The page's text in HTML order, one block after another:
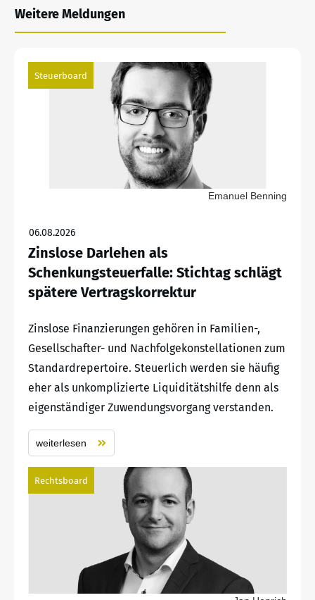
Weitere Meldungen
Steuerboard
Emanuel Benning
06.08.2026
Zinslose Darlehen als
Schenkungsteuerfalle: Stichtag schlägt
spätere Vertragskorrektur
Zinslose Finanzierungen gehören in Familien-,
Gesellschafter- und Nachfolgekonstellationen zum
Standardrepertoire. Steuerlich werden sie häufig
eher als unkomplizierte Liquiditätshilfe denn als
eigenständiger Zuwendungsvorgang verstanden.
weiterlesen
Rechtsboard